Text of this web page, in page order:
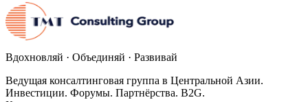
Вдохновляй · Объединяй · Развивай
Ведущая консалтинговая группа в Центральной Азии.
Инвестиции. Форумы. Партнёрства. B2G.